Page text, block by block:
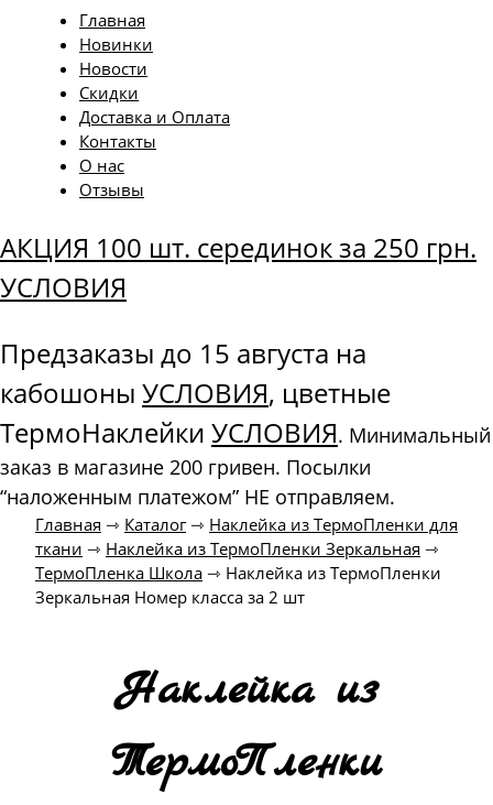
Главная
Новинки
Новости
Скидки
Доставка и Оплата
Контакты
О нас
Отзывы
АКЦИЯ 100 шт. серединок за 250 грн.
УСЛОВИЯ
Предзаказы до 15 августа на
кабошоны УСЛОВИЯ, цветные
ТермоНаклейки УСЛОВИЯ. Минимальный
заказ в магазине 200 гривен. Посылки
“наложенным платежом” НЕ отправляем.
Главная ⇾ Каталог⇾ Наклейка из ТермоПленки для
ткани ⇾ Наклейка из ТермоПленки Зеркальная ⇾
ТермоПленка Школа ⇾ Наклейка из ТермоПленки
Зеркальная Номер класса за 2 шт
Наклейка из
ТермоПленки